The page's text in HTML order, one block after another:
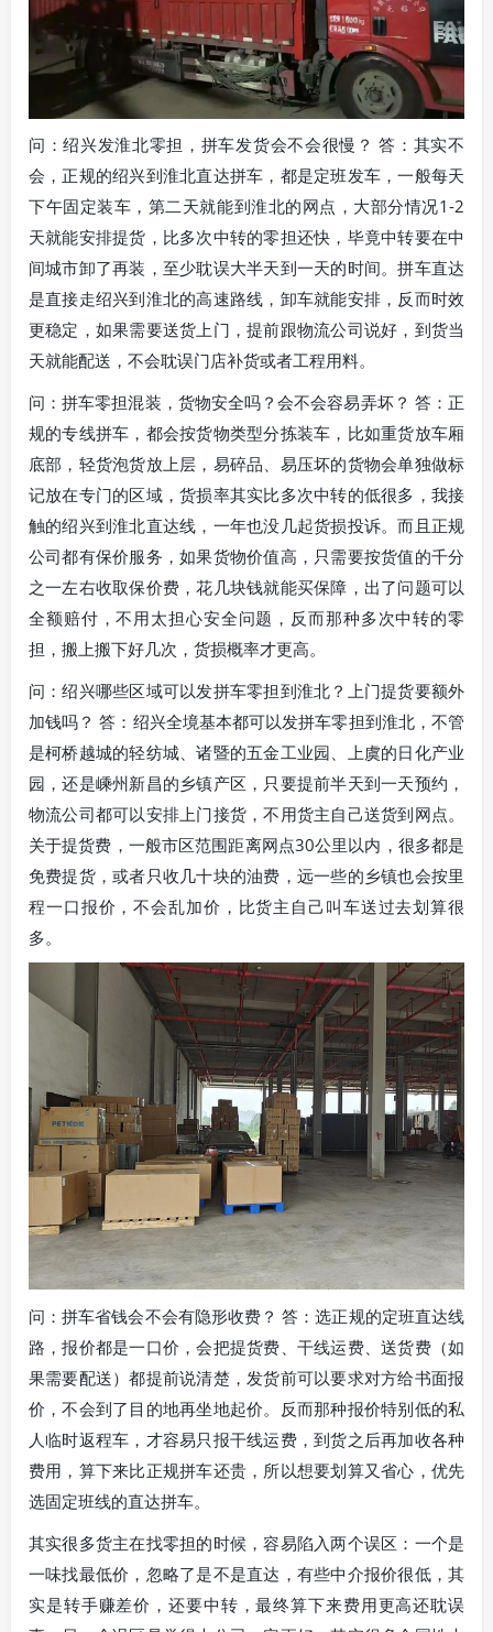
问：绍兴发淮北零担，拼车发货会不会很慢？ 答：其实不
会，正规的绍兴到淮北直达拼车，都是定班发车，一般每天
下午固定装车，第二天就能到淮北的网点，大部分情况1-2
天就能安排提货，比多次中转的零担还快，毕竟中转要在中
间城市卸了再装，至少耽误大半天到一天的时间。拼车直达
是直接走绍兴到淮北的高速路线，卸车就能安排，反而时效
更稳定，如果需要送货上门，提前跟物流公司说好，到货当
天就能配送，不会耽误门店补货或者工程用料。
问：拼车零担混装，货物安全吗？会不会容易弄坏？ 答：正
规的专线拼车，都会按货物类型分拣装车，比如重货放车厢
底部，轻货泡货放上层，易碎品、易压坏的货物会单独做标
记放在专门的区域，货损率其实比多次中转的低很多，我接
触的绍兴到淮北直达线，一年也没几起货损投诉。而且正规
公司都有保价服务，如果货物价值高，只需要按货值的千分
之一左右收取保价费，花几块钱就能买保障，出了问题可以
全额赔付，不用太担心安全问题，反而那种多次中转的零
担，搬上搬下好几次，货损概率才更高。
问：绍兴哪些区域可以发拼车零担到淮北？上门提货要额外
加钱吗？ 答：绍兴全境基本都可以发拼车零担到淮北，不管
是柯桥越城的轻纺城、诸暨的五金工业园、上虞的日化产业
园，还是嵊州新昌的乡镇产区，只要提前半天到一天预约，
物流公司都可以安排上门接货，不用货主自己送货到网点。
关于提货费，一般市区范围距离网点30公里以内，很多都是
免费提货，或者只收几十块的油费，远一些的乡镇也会按里
程一口报价，不会乱加价，比货主自己叫车送过去划算很
多。
问：拼车省钱会不会有隐形收费？ 答：选正规的定班直达线
路，报价都是一口价，会把提货费、干线运费、送货费（如
果需要配送）都提前说清楚，发货前可以要求对方给书面报
价，不会到了目的地再坐地起价。反而那种报价特别低的私
人临时返程车，才容易只报干线运费，到货之后再加收各种
费用，算下来比正规拼车还贵，所以想要划算又省心，优先
选固定班线的直达拼车。
其实很多货主在找零担的时候，容易陷入两个误区：一个是
一味找最低价，忽略了是不是直达，有些中介报价很低，其
实是转手赚差价，还要中转，最终算下来费用更高还耽误